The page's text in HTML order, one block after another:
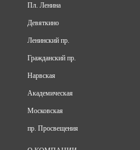
Пл. Ленина
Девяткино
Ленинский пр.
Гражданский пр.
Нарвская
Академическая
Московская
пр. Просвещения